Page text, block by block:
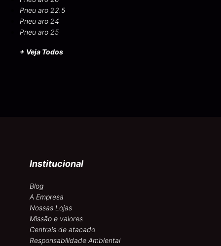
Pneu aro 22.5
Pneu aro 24
Pneu aro 25
+ Veja Todos
Institucional
Blog
A Empresa
Nossas Lojas
Missão e valores
Centrais de atacado
Responsabilidade Ambiental